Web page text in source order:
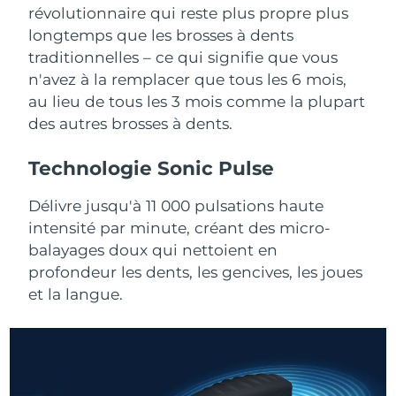
révolutionnaire qui reste plus propre plus
longtemps que les brosses à dents
traditionnelles – ce qui signifie que vous
n'avez à la remplacer que tous les 6 mois,
au lieu de tous les 3 mois comme la plupart
des autres brosses à dents.
Technologie Sonic Pulse
Délivre jusqu'à 11 000 pulsations haute
intensité par minute, créant des micro-
balayages doux qui nettoient en
profondeur les dents, les gencives, les joues
et la langue.
For healthy hair
18% PAP
Cosmétiques Hommes
Acheter tout
FOREO APP
À PROPROS
Israël Livraison estimée8/13/26
Italie Livraison estimée8/9/26
Japon Livraison estimée8/12/26
Koweït Livraison estimée8/9/26
Lettonie Livraison estimée8/9/26